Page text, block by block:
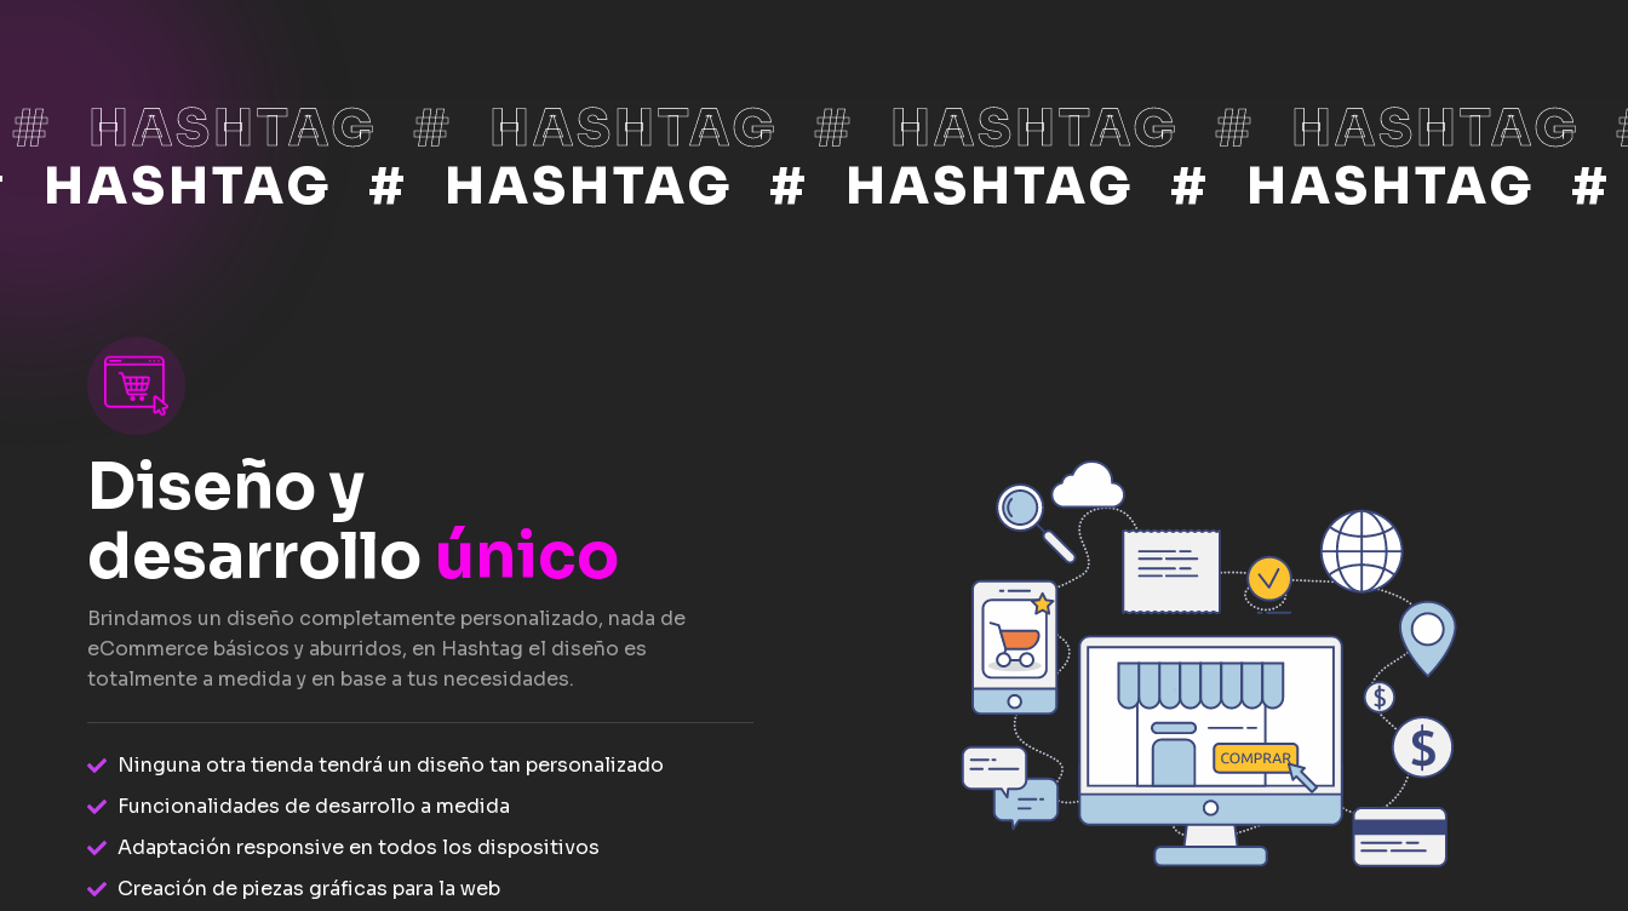
# HASHTAG # HASHTAG # HASHTAG # HASHTAG
HASHTAG # HASHTAG # HASHTAG # HASHTAG #
Diseño y
desarrollo único
Brindamos un diseño completamente personalizado, nada de
eCommerce básicos y aburridos, en Hashtag el diseño es
totalmente a medida y en base a tus necesidades.
Ninguna otra tienda tendrá un diseño tan personalizado
Funcionalidades de desarrollo a medida
Adaptación responsive en todos los dispositivos
Creación de piezas gráficas para la web